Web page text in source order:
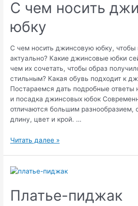
С чем носить
юбку
С чем носить джинсовую юбку, чтобы
актуально? Какие джинсовые юбки
чем их сочетать, чтобы образ
стильным? Какая обувь подходит к
Постараемся дать подробные ответы
и посадка джинсовых юбок
отличаются большим
длину, цвет и крой. …
С
джинсовую
Читать далее »
Платье-пиджак